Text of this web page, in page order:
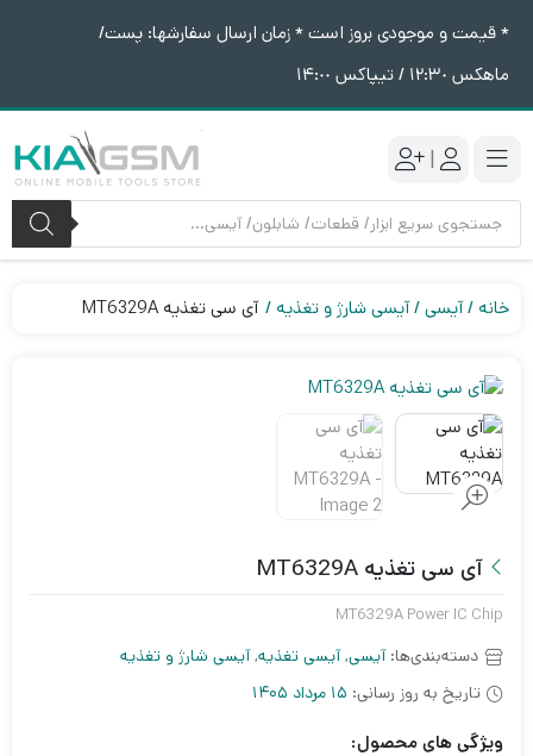
* قیمت و موجودی بروز است * زمان ارسال سفارشها: پست/
ماهکس ١٢:٣٠ / تیپاکس ١۴:٠٠
|
جستجوی
محصولات
خانه آیسی آیسی شارژ و تغذیه آی سی تغذیه MT6329A
آی سی تغذیه MT6329A
MT6329A Power IC Chip
دسته‌بندی‌ها:آیسی,آیسی تغذیه,آیسی شارژ و تغذیه
تاریخ به روز رسانی: 15 مرداد 1405
ویژگی های محصول: